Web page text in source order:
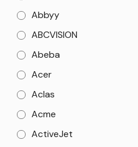
Abbyy
ABCVISION
Abeba
Acer
Aclas
Acme
ActiveJet